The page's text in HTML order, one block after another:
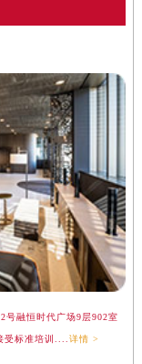
号融恒时代广场9层902室
受标准培训.... 详情 >